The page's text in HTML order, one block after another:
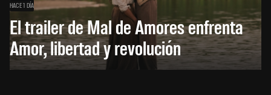
HACE 1 DÍA
El trailer de Mal de Amores enfrenta
Amor, libertad y revolución